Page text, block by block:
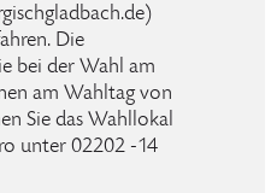
Die
bei der Wahl am
am Wahltag von
Sie das Wahllokal
unter 02202 -14